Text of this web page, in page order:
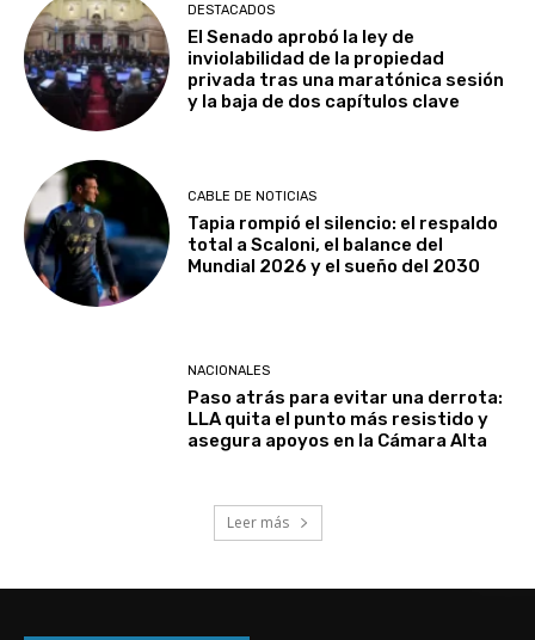
DESTACADOS
El Senado aprobó la ley de
inviolabilidad de la propiedad
privada tras una maratónica sesión
y la baja de dos capítulos clave
CABLE DE NOTICIAS
Tapia rompió el silencio: el respaldo
total a Scaloni, el balance del
Mundial 2026 y el sueño del 2030
NACIONALES
Paso atrás para evitar una derrota:
LLA quita el punto más resistido y
asegura apoyos en la Cámara Alta
Leer más